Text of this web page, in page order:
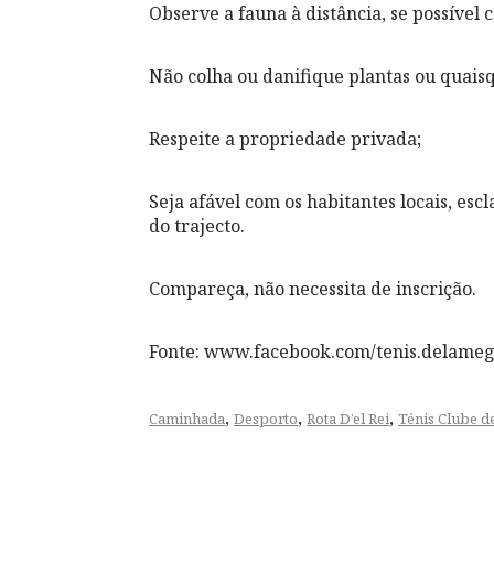
Observe a fauna à distância, se possível
Não colha ou danifique plantas ou
Respeite a propriedade privada;
Seja afável com os habitantes locais,
do trajecto.
Compareça, não necessita de inscrição.
Fonte: www.facebook.com/
Caminhada, Desporto, Rota D’el Rei, Ténis Clube